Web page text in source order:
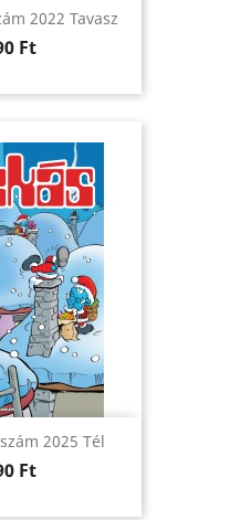
2022 Tavasz
Ft
2025 Tél
Ft